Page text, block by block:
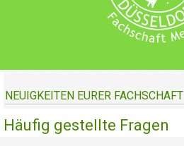
R
g
NEUIGKEITEN EURER FACHSCHAFT
Häufig gestellte Fragen